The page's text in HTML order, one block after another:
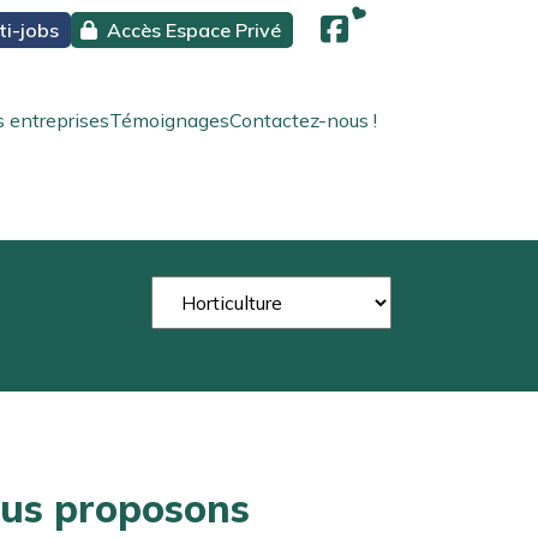
jobs Accès Espace Privé
entreprisesTémoignagesContactez-nous !
proposons